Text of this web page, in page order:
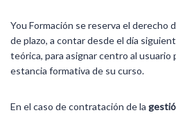
You Formación se reserva el derecho
de plazo, a contar desde el día
teórica, para asignar centro al usuario
estancia formativa de su curso.
En el caso de contratación de la